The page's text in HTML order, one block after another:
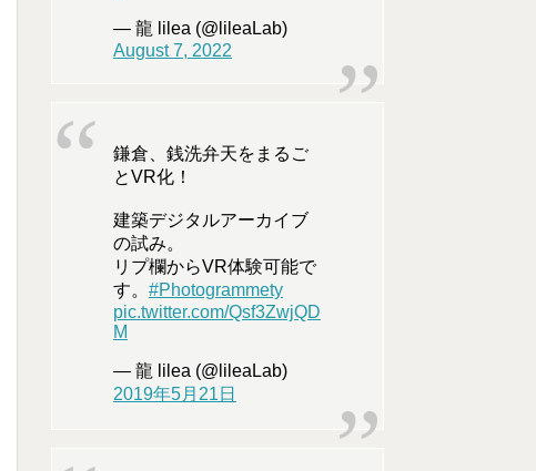
— 龍 lilea (@lileaLab)
August 7, 2022
鎌倉、銭洗弁天をまるご
とVR化！
建築デジタルアーカイブ
の試み。
リプ欄からVR体験可能で
す。 #Photogrammety
pic.twitter.com/Qsf3ZwjQD
M
— 龍 lilea (@lileaLab)
2019年5月21日